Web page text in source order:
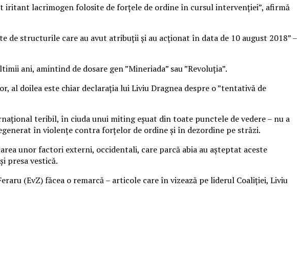
iritant lacrimogen folosite de forțele de ordine în cursul intervenției”, afirmă
structurile care au avut atribuții și au acționat în data de 10 august 2018” –
ani, amintind de dosare gen ”Mineriada” sau ”Revoluția”.
al doilea este chiar declarația lui Liviu Dragnea despre o ”tentativă de
teribil, în ciuda unui miting eșuat din toate punctele de vedere – nu a
în violențe contra forțelor de ordine și în dezordine pe străzi.
unor factori externi, occidentali, care parcă abia au așteptat aceste
presa vestică.
(EvZ) făcea o remarcă – articole care în vizează pe liderul Coaliției, Liviu